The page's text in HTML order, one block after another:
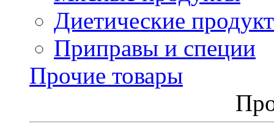
Диетические
Приправы и специи
Прочие товары